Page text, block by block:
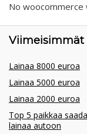
No
Lainaa 8000 euroa
Lainaa 5000 euroa
Lainaa 2000 euroa
Top 5 paikkaa
lainaa autoon